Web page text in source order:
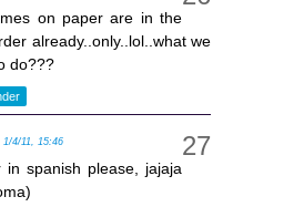
on paper are in the
already..only..lol..what we
do???
1/4/11, 15:46
in spanish please, jajaja